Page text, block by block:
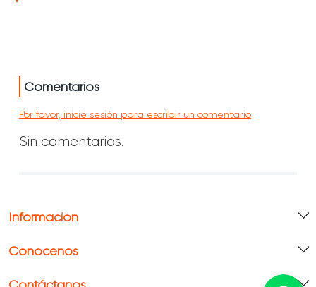
Comentarios
Por favor, inicie sesión para escribir un comentario
Sin comentarios.
Información
Conócenos